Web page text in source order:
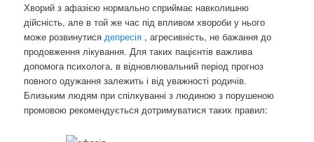
Хворий з афазією нормально сприймає навколишню
дійсність, але в той же час під впливом хвороби у нього
може розвинутисядепресія , агресивність, не бажання до
продовження лікування. Для таких пацієнтів важлива
допомога психолога, в відновлювальний період прогноз
повного одужання залежить і від уважності родичів.
Близьким людям при спілкуванні з людиною з порушеною
промовою рекомендується дотримуватися таких правил: